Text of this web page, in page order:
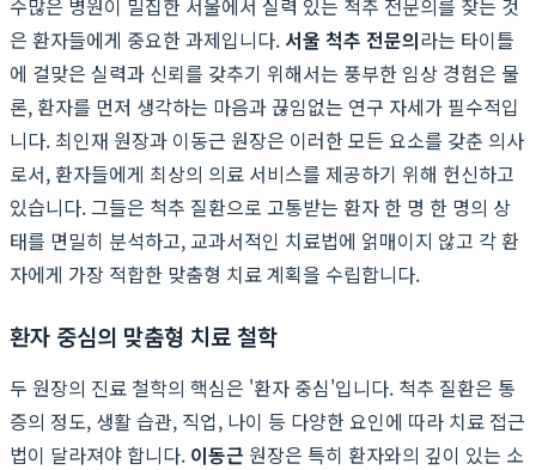
수많은 병원이 밀집한 서울에서 실력 있는 척추 전문의를 찾는 것
은 환자들에게 중요한 과제입니다. 서울 척추 전문의라는 타이틀
에 걸맞은 실력과 신뢰를 갖추기 위해서는 풍부한 임상 경험은 물
론, 환자를 먼저 생각하는 마음과 끊임없는 연구 자세가 필수적입
니다. 최인재 원장과 이동근 원장은 이러한 모든 요소를 갖춘 의사
로서, 환자들에게 최상의 의료 서비스를 제공하기 위해 헌신하고
있습니다. 그들은 척추 질환으로 고통받는 환자 한 명 한 명의 상
태를 면밀히 분석하고, 교과서적인 치료법에 얽매이지 않고 각 환
자에게 가장 적합한 맞춤형 치료 계획을 수립합니다.
환자 중심의 맞춤형 치료 철학
두 원장의 진료 철학의 핵심은 '환자 중심'입니다. 척추 질환은 통
증의 정도, 생활 습관, 직업, 나이 등 다양한 요인에 따라 치료 접근
법이 달라져야 합니다. 이동근 원장은 특히 환자와의 깊이 있는 소